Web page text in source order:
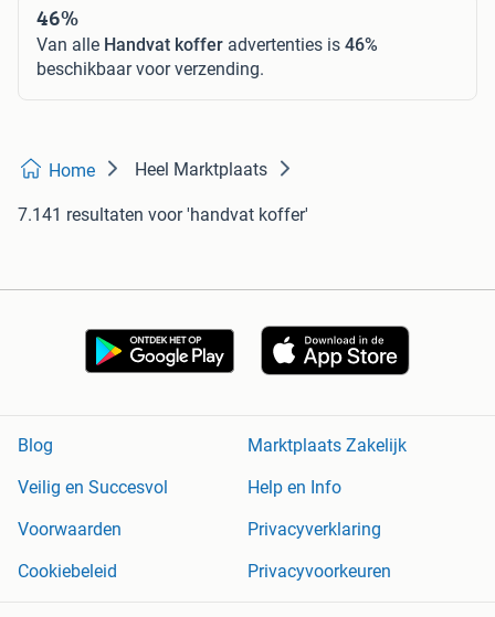
46%
Van alle Handvat koffer advertenties is 46%
beschikbaar voor verzending.
Home Heel Marktplaats
7.141 resultaten voor 'handvat koffer'
Blog
Marktplaats Zakelijk
Veilig en Succesvol
Help en Info
Voorwaarden
Privacyverklaring
Cookiebeleid
Privacyvoorkeuren